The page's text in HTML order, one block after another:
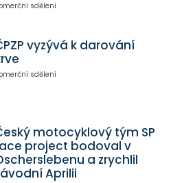
sdělení
vyzývá k darování
sdělení
motocyklový tým SP
project bodoval v
a zrychlil
Aprilii